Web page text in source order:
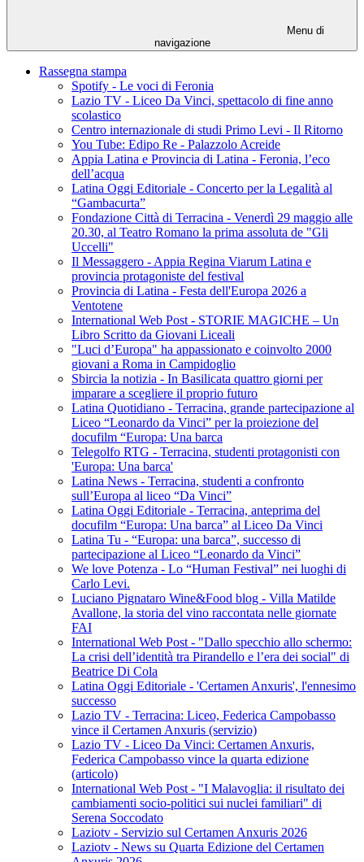
Menu di
navigazione
Rassegna stampa
Spotify - Le voci di Feronia
Lazio TV - Liceo Da Vinci, spettacolo di fine anno
scolastico
Centro internazionale di studi Primo Levi - Il Ritorno
You Tube: Edipo Re - Palazzolo Acreide
Appia Latina e Provincia di Latina - Feronia, l’eco
dell’acqua
Latina Oggi Editoriale - Concerto per la Legalità al
“Gambacurta”
Fondazione Città di Terracina - Venerdì 29 maggio alle
20.30, al Teatro Romano la prima assoluta de "Gli
Uccelli"
Il Messaggero - Appia Regina Viarum Latina e
provincia protagoniste del festival
Provincia di Latina - Festa dell'Europa 2026 a
Ventotene
International Web Post - STORIE MAGICHE – Un
Libro Scritto da Giovani Liceali
"Luci d’Europa" ha appassionato e coinvolto 2000
giovani a Roma in Campidoglio
Sbircia la notizia - In Basilicata quattro giorni per
imparare a scegliere il proprio futuro
Latina Quotidiano - Terracina, grande partecipazione al
Liceo “Leonardo da Vinci” per la proiezione del
docufilm “Europa: Una barca
Telegolfo RTG - Terracina, studenti protagonisti con
'Europa: Una barca'
Latina News - Terracina, studenti a confronto
sull’Europa al liceo “Da Vinci”
Latina Oggi Editoriale - Terracina, anteprima del
docufilm “Europa: Una barca” al Liceo Da Vinci
Latina Tu - “Europa: una barca”, successo di
partecipazione al Liceo “Leonardo da Vinci”
We love Potenza - Lo “Human Festival” nei luoghi di
Carlo Levi.
Luciano Pignataro Wine&Food blog - Villa Matilde
Avallone, la storia del vino raccontata nelle giornate
FAI
International Web Post - "Dallo specchio allo schermo:
La crisi dell’identità tra Pirandello e l’era dei social" di
Beatrice Di Cola
Latina Oggi Editoriale - 'Certamen Anxuris', l'ennesimo
successo
Lazio TV - Terracina: Liceo, Federica Campobasso
vince il Certamen Anxuris (servizio)
Lazio TV - Liceo Da Vinci: Certamen Anxuris,
Federica Campobasso vince la quarta edizione
(articolo)
International Web Post - "I Malavoglia: il risultato dei
cambiamenti socio-politici sui nuclei familiari" di
Serena Soccodato
Laziotv - Servizio sul Certamen Anxuris 2026
Laziotv - News su Quarta Edizione del Certamen